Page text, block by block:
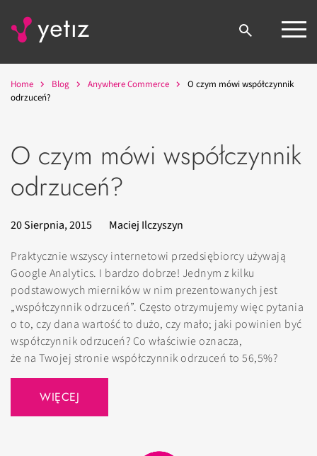
Home Blog Anywhere Commerce
O czym mówi współczynnik
odrzuceń?
O czym mówi współczynnik
odrzuceń?
20 Sierpnia, 2015
Maciej Ilczyszyn
Praktycznie wszyscy internetowi przedsiębiorcy używają
Google Analytics. I bardzo dobrze! Jednym z kilku
podstawowych mierników w nim prezentowanych jest
„współczynnik odrzuceń”. Często otrzymujemy więc pytania
o to, czy dana wartość to dużo, czy mało; jaki powinien być
współczynnik odrzuceń? Co właściwie oznacza,
że na Twojej stronie współczynnik odrzuceń to 56,5%?
WIĘCEJ